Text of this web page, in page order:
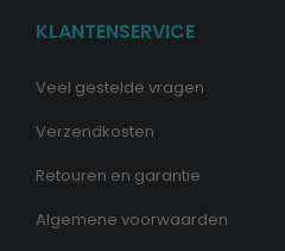
KLANTENSERVICE
Veel gestelde vragen
Verzendkosten
Retouren en garantie
Algemene voorwaarden